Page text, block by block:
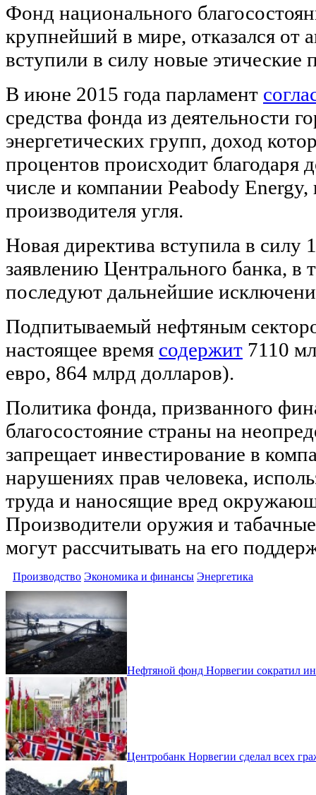
Фонд национального
крупнейший в мире, отказался от
вступили в силу новые этические
В июне 2015 года парламент
средства фонда из деятельности
энергетических групп, доход
процентов происходит благодаря
числе и компании Peabody
производителя угля.
Новая директива вступила в силу
заявлению Центрального банка, в
последуют дальнейшие
Подпитываемый нефтяным
настоящее время содержит 7110
евро, 864 млрд долларов).
Политика фонда, призванного
благосостояние страны на
запрещает инвестирование в
нарушениях прав человека,
труда и наносящие вред
Производители оружия и
могут рассчитывать на его
Производство Экономика и финансы Энергетика
Нефтяной фонд Норвегии сократил
Центробанк Норвегии сделал всех